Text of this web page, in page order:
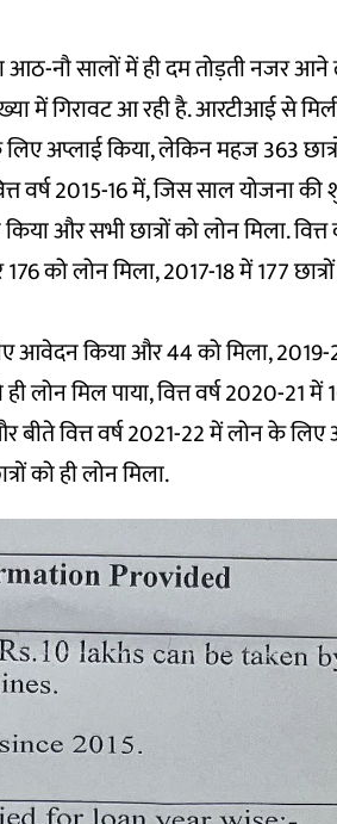
आठ-नौ सालों में ही दम तोड़ती नजर
में गिरावट आ रही है. आरटीआई से
अप्लाई किया, लेकिन महज 363
वर्ष 2015-16 में, जिस साल योजना
और सभी छात्रों को लोन मिला. वित्त
को लोन मिला, 2017-18 में 177
आवेदन किया और 44 को मिला, 2019-
मिल पाया, वित्त वर्ष 2020-21 में
बीते वित्त वर्ष 2021-22 में लोन के
को ही लोन मिला.